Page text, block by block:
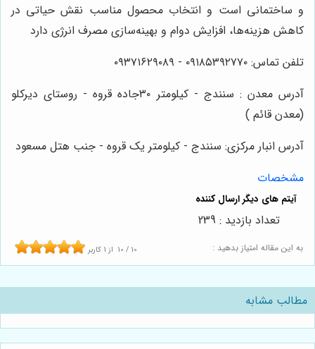
و ساختمانی است و انتخاب محصول مناسب نقش حیاتی در
کاهش هزینه‌ها، افزایش دوام و بهینه‌سازی مصرف انرژی دارد
تلفن تماس: ۰۹۱۸۵۳۹۲۷۷۰ - ۰۹۳۷۱۶۲۹۰۸۹
آدرس معدن : سنندج - کیلومتر ۳۰جاده قروه - روستای دیرکلو
(معدن قائم )
آدرس انبار مرکزی: سنندج - کیلومتر یک قروه - جنب هتل مسعود
مشخصات
به این مقاله امتیاز بدهید : 10 / 10 از 1 کاربر
تعداد بازدید : 239
مطالب مشابه